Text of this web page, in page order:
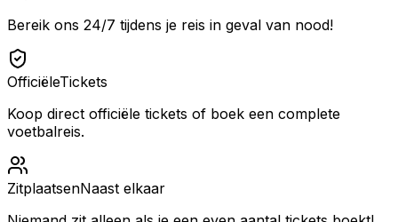
Bereik ons 24/7 tijdens je reis in geval van nood!
OfficiëleTickets
Koop direct officiële tickets of boek een complete
voetbalreis.
ZitplaatsenNaast elkaar